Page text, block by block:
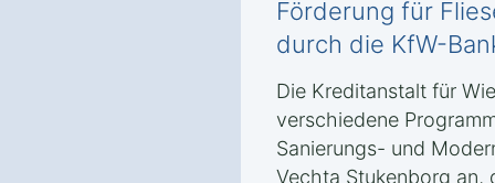
Förderung für
durch die KfW-
Die Kreditanstalt für
verschiedene
Sanierungs- und
Vechta Stukenborg an,